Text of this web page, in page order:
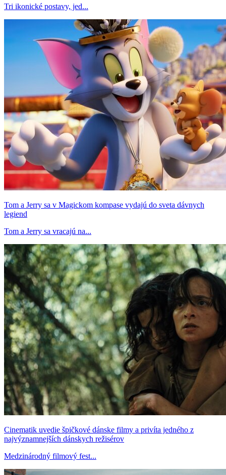
Tri ikonické postavy, jed...
Tom a Jerry sa v Magickom kompase vydajú do sveta dávnych
legiend
Tom a Jerry sa vracajú na...
Cinematik uvedie špičkové dánske filmy a privíta jedného z
najvýznamnejších dánskych režisérov
Medzinárodný filmový fest...